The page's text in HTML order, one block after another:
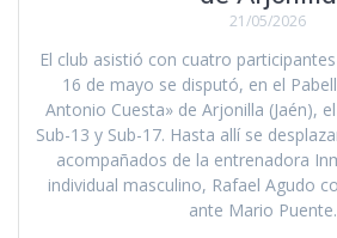
21/05/2026
El club asistió con cuatro
16 de mayo se disputó, en el
Antonio Cuesta» de Arjonilla (Jaén),
Sub-13 y Sub-17. Hasta allí se
acompañados de la entrenadora
individual masculino, Rafael Agudo
ante Mario